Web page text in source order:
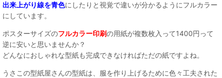
出来上がり線を青色にしたりと視覚で違いが分かるようにフルカラー
にしています。
ポスターサイズのフルカラー印刷の用紙が複数枚入って1400円って
逆に安いと思いませんか？
どんなにおしゃれな型紙も完成できなければただの紙ですよね。
うさこの型紙屋さんの型紙は、服を作り上げるために色々工夫された